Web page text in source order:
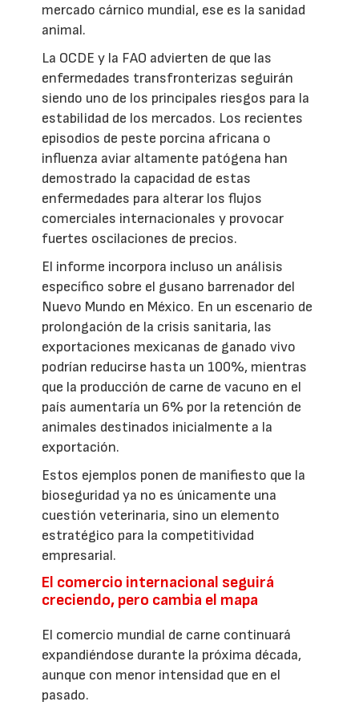
mercado cárnico mundial, ese es la sanidad
animal.
La OCDE y la FAO advierten de que las
enfermedades transfronterizas seguirán
siendo uno de los principales riesgos para la
estabilidad de los mercados. Los recientes
episodios de peste porcina africana o
influenza aviar altamente patógena han
demostrado la capacidad de estas
enfermedades para alterar los flujos
comerciales internacionales y provocar
fuertes oscilaciones de precios.
El informe incorpora incluso un análisis
específico sobre el gusano barrenador del
Nuevo Mundo en México. En un escenario de
prolongación de la crisis sanitaria, las
exportaciones mexicanas de ganado vivo
podrían reducirse hasta un 100%, mientras
que la producción de carne de vacuno en el
país aumentaría un 6% por la retención de
animales destinados inicialmente a la
exportación.
Estos ejemplos ponen de manifiesto que la
bioseguridad ya no es únicamente una
cuestión veterinaria, sino un elemento
estratégico para la competitividad
empresarial.
El comercio internacional seguirá
creciendo, pero cambia el mapa
El comercio mundial de carne continuará
expandiéndose durante la próxima década,
aunque con menor intensidad que en el
pasado.